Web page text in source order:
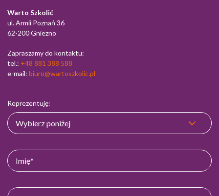
Warto Szkolić
ul. Armii Poznań 36
62-200 Gniezno
Zapraszamy do kontaktu:
tel.: +48 881 388 588
e-mail: biuro@wartoszkolic.pl
Reprezentuję: